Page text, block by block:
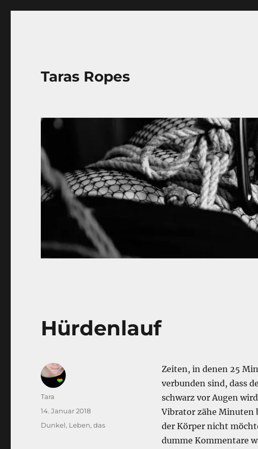
Taras Ropes
Hürdenlauf
Zeiten, in denen 25
verbunden sind, dass
schwarz vor Augen
Vibrator zähe Minuten
der Körper nicht
dumme Kommentare
Autor
Tara
Veröffentlicht
14. Januar 2018
Kategorien
Dunkel, Leben, das